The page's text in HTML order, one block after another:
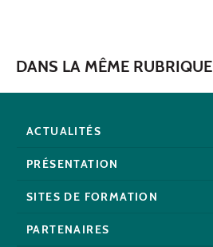
DANS LA MÊME RUBRIQUE
ACTUALITÉS
PRÉSENTATION
SITES DE FORMATION
PARTENAIRES